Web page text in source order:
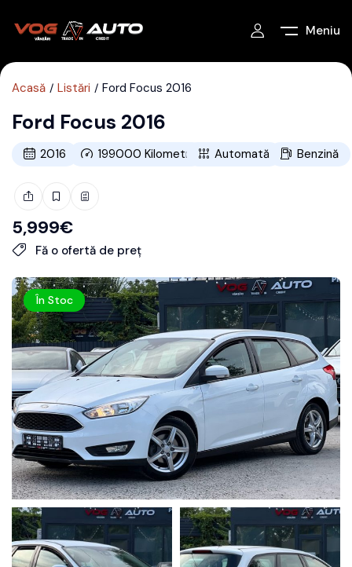
Meniu
Acasă Listări Ford Focus 2016
Ford Focus 2016
2016 199000Kilometri Automată Benzină
5,999€
Fă o ofertă de preț
În Stoc